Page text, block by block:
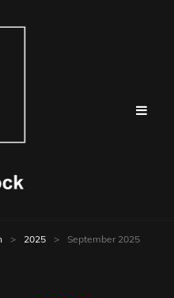
> 2025 > September 2025